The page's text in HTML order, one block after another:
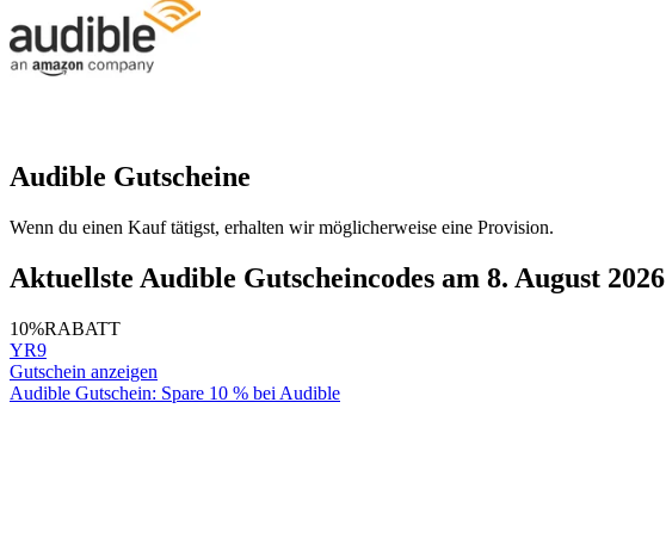
Audible Gutscheine
Wenn du einen Kauf tätigst, erhalten wir möglicherweise eine Provision.
Aktuellste Audible Gutscheincodes am 8. August 2026
10%RABATT
YR9
Gutschein anzeigen
Audible Gutschein: Spare 10 % bei Audible